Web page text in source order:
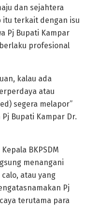
dan sejahtera
itu terkait dengan isu
Pj Bupati Kampar
profesional
kalau ada
atau
segera melapor”
Bupati Kampar Dr.
BKPSDM
menangani
atau yang
Pj
terutama para